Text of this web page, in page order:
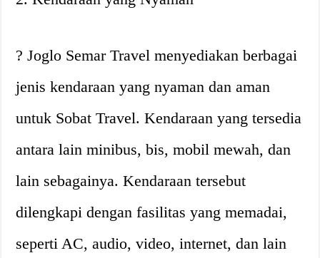
? Joglo Semar Travel menyediakan berbagai
jenis kendaraan yang nyaman dan aman
untuk Sobat Travel. Kendaraan yang tersedia
antara lain minibus, bis, mobil mewah, dan
lain sebagainya. Kendaraan tersebut
dilengkapi dengan fasilitas yang memadai,
seperti AC, audio, video, internet, dan lain